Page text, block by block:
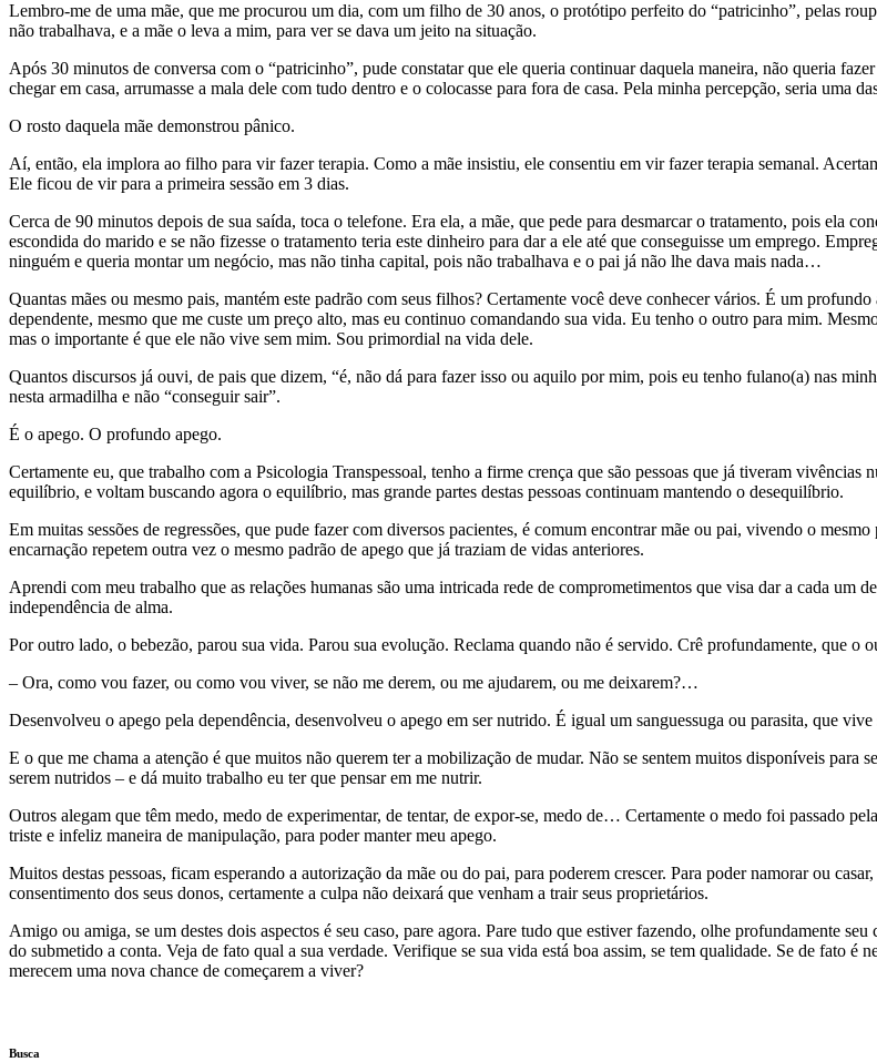
Lembro-me de uma mãe, que me procurou um dia, com um filho de 30 anos, o protótipo perfeito do “patricinho”, pelas
não trabalhava, e a mãe o leva a mim, para ver se dava um jeito na situação.
Após 30 minutos de conversa com o “patricinho”, pude constatar que ele queria continuar daquela maneira, não queria
chegar em casa, arrumasse a mala dele com tudo dentro e o colocasse para fora de casa. Pela minha percepção, seria uma
O rosto daquela mãe demonstrou pânico.
Aí, então, ela implora ao filho para vir fazer terapia. Como a mãe insistiu, ele consentiu em vir fazer terapia semanal.
Ele ficou de vir para a primeira sessão em 3 dias.
Cerca de 90 minutos depois de sua saída, toca o telefone. Era ela, a mãe, que pede para desmarcar o tratamento, pois ela
escondida do marido e se não fizesse o tratamento teria este dinheiro para dar a ele até que conseguisse um emprego.
ninguém e queria montar um negócio, mas não tinha capital, pois não trabalhava e o pai já não lhe dava mais nada…
Quantas mães ou mesmo pais, mantém este padrão com seus filhos? Certamente você deve conhecer vários. É um
dependente, mesmo que me custe um preço alto, mas eu continuo comandando sua vida. Eu tenho o outro para mim.
mas o importante é que ele não vive sem mim. Sou primordial na vida dele.
Quantos discursos já ouvi, de pais que dizem, “é, não dá para fazer isso ou aquilo por mim, pois eu tenho fulano(a) nas
nesta armadilha e não “conseguir sair”.
É o apego. O profundo apego.
Certamente eu, que trabalho com a Psicologia Transpessoal, tenho a firme crença que são pessoas que já tiveram vivências
equilíbrio, e voltam buscando agora o equilíbrio, mas grande partes destas pessoas continuam mantendo o desequilíbrio.
Em muitas sessões de regressões, que pude fazer com diversos pacientes, é comum encontrar mãe ou pai, vivendo o
encarnação repetem outra vez o mesmo padrão de apego que já traziam de vidas anteriores.
Aprendi com meu trabalho que as relações humanas são uma intricada rede de comprometimentos que visa dar a cada um
independência de alma.
Por outro lado, o bebezão, parou sua vida. Parou sua evolução. Reclama quando não é servido. Crê profundamente, que o
– Ora, como vou fazer, ou como vou viver, se não me derem, ou me ajudarem, ou me deixarem?…
Desenvolveu o apego pela dependência, desenvolveu o apego em ser nutrido. É igual um sanguessuga ou parasita, que
E o que me chama a atenção é que muitos não querem ter a mobilização de mudar. Não se sentem muitos disponíveis para
serem nutridos – e dá muito trabalho eu ter que pensar em me nutrir.
Outros alegam que têm medo, medo de experimentar, de tentar, de expor-se, medo de… Certamente o medo foi passado
triste e infeliz maneira de manipulação, para poder manter meu apego.
Muitos destas pessoas, ficam esperando a autorização da mãe ou do pai, para poderem crescer. Para poder namorar ou
consentimento dos seus donos, certamente a culpa não deixará que venham a trair seus proprietários.
Amigo ou amiga, se um destes dois aspectos é seu caso, pare agora. Pare tudo que estiver fazendo, olhe profundamente
do submetido a conta. Veja de fato qual a sua verdade. Verifique se sua vida está boa assim, se tem qualidade. Se de fato é
merecem uma nova chance de começarem a viver?
Busca